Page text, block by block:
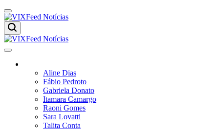
Aline Dias
Fábio Pedroto
Gabriela Donato
Itamara Camargo
Raoni Gomes
Sara Lovatti
Talita Conta